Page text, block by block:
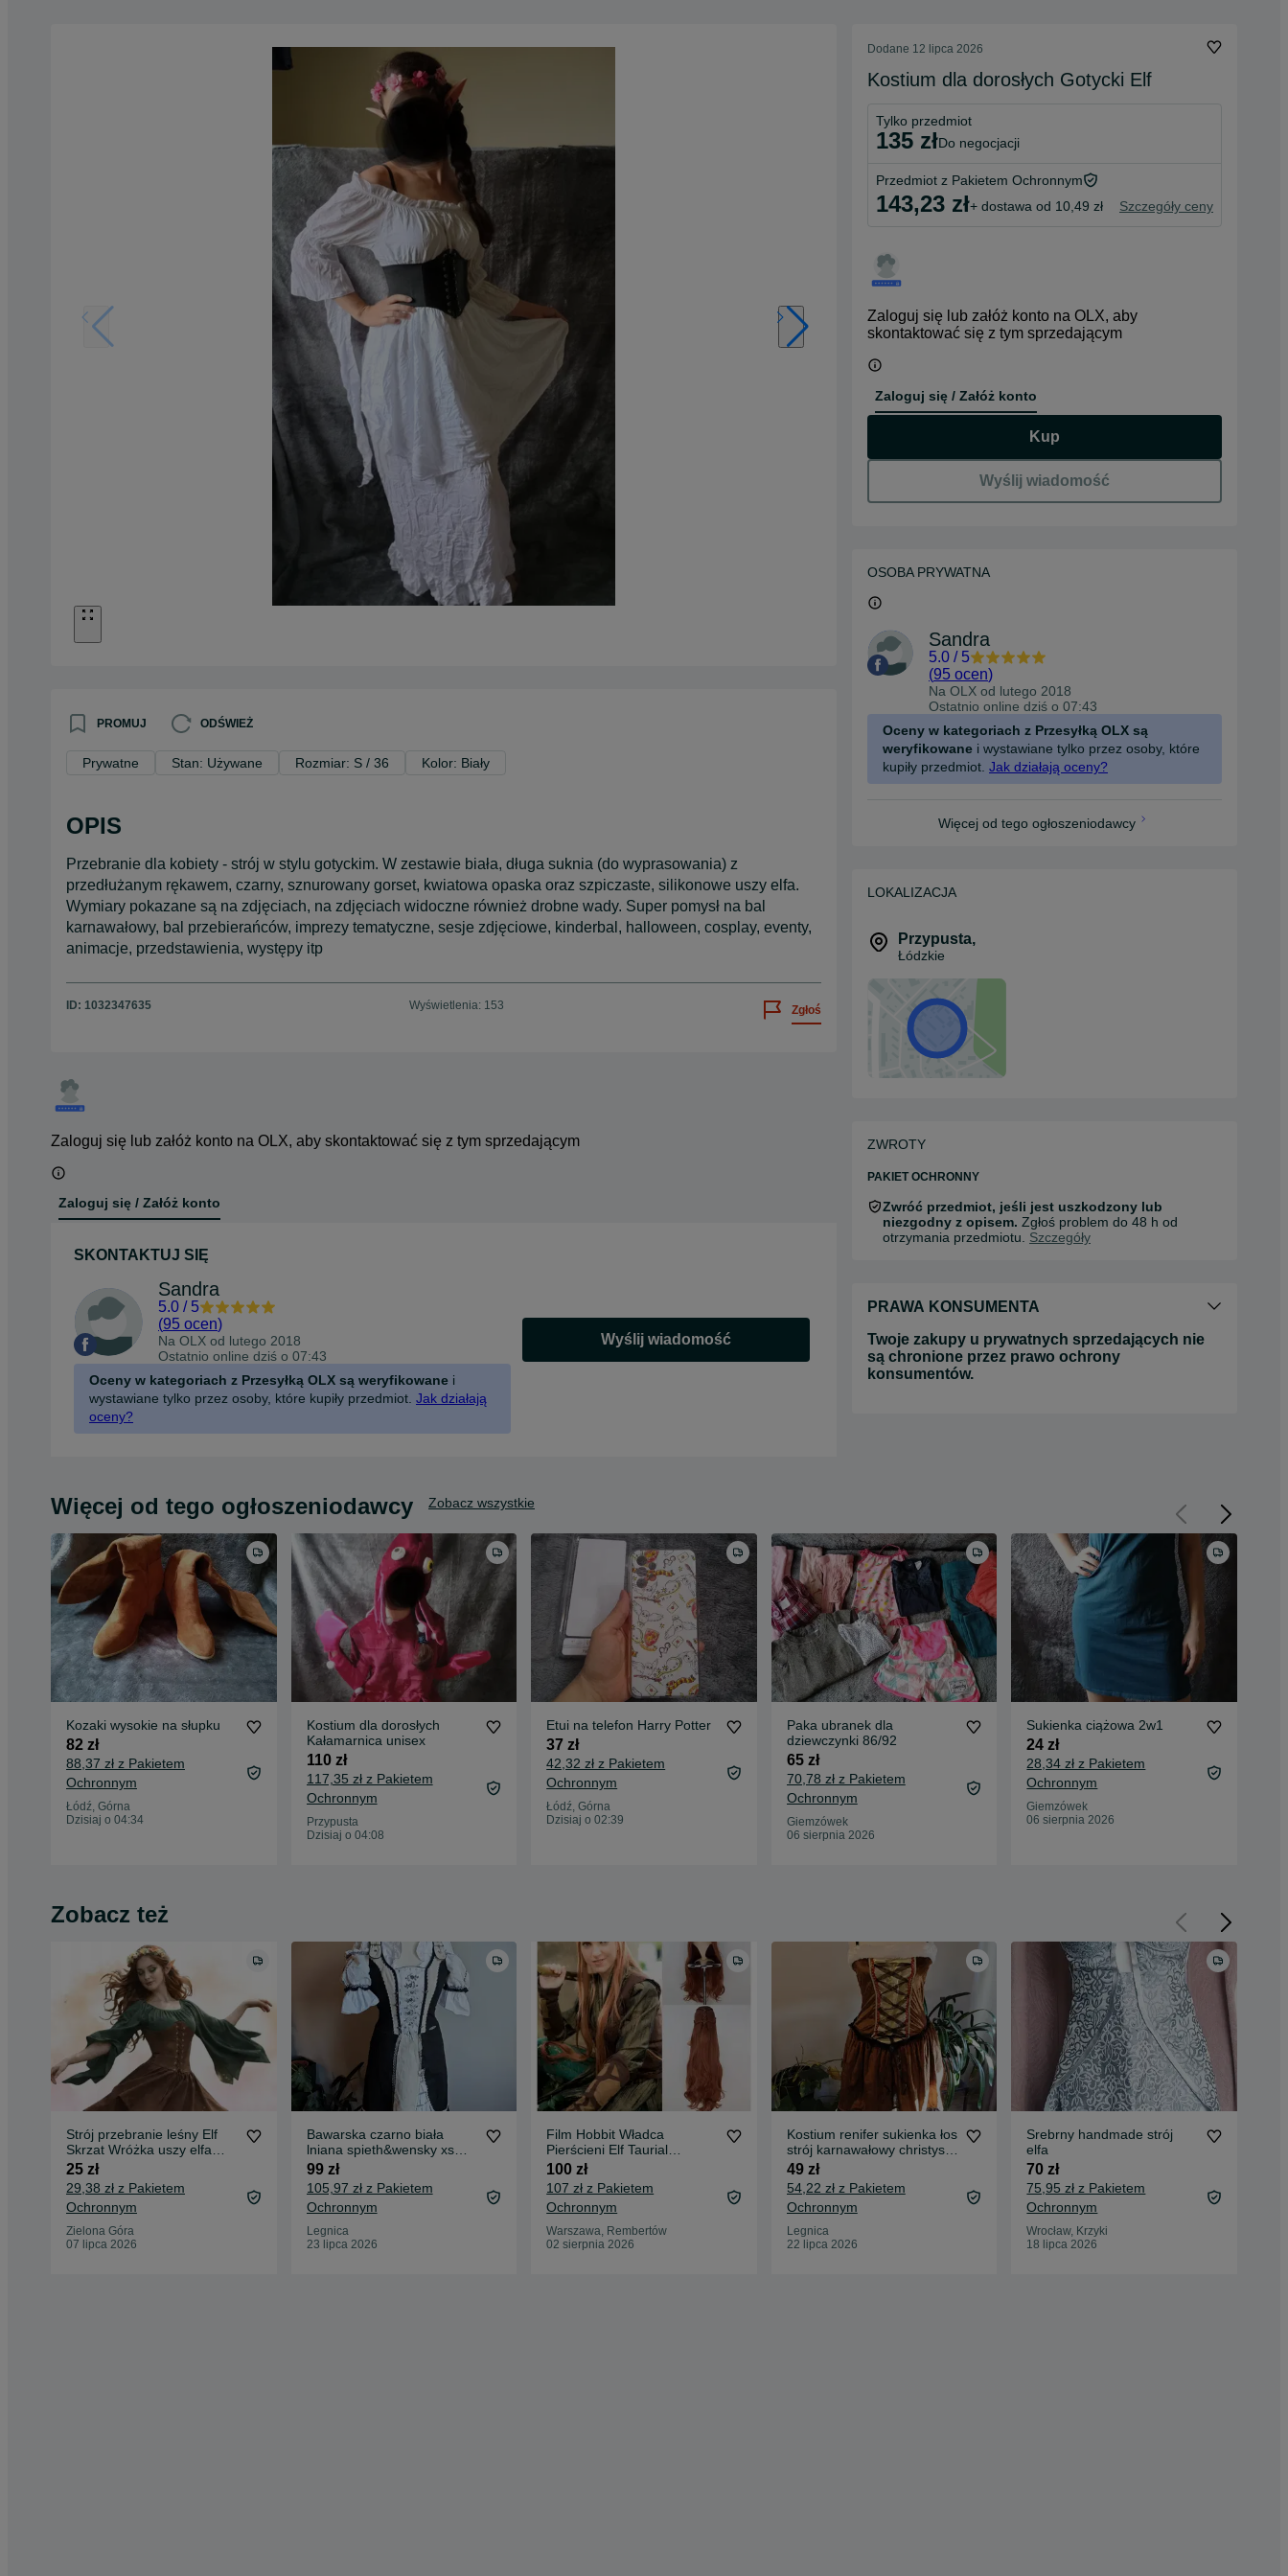
PROMUJ ODŚWIEŻ
Prywatne Stan: Używane Rozmiar: S / 36 Kolor: Biały
OPIS
Przebranie dla kobiety - strój w stylu gotyckim. W zestawie biała, długa suknia (do wyprasowania) z
przedłużanym rękawem, czarny, sznurowany gorset, kwiatowa opaska oraz szpiczaste, silikonowe uszy elfa.
Wymiary pokazane są na zdjęciach, na zdjęciach widoczne również drobne wady. Super pomysł na bal
karnawałowy, bal przebierańców, imprezy tematyczne, sesje zdjęciowe, kinderbal, halloween, cosplay, eventy,
animacje, przedstawienia, występy itp
ID: 1032347635 Wyświetlenia: 153 Zgłoś
Zaloguj się lub załóż konto na OLX, aby skontaktować się z tym sprzedającym
Zaloguj się / Załóż konto
SKONTAKTUJ SIĘ
Sandra
5.0 / 5
(95 ocen)
Na OLX od lutego 2018
Ostatnio online dziś o 07:43
Oceny w kategoriach z Przesyłką OLX są weryfikowane i
wystawiane tylko przez osoby, które kupiły przedmiot. Jak działają
oceny?
Wyślij wiadomość
Dodane 12 lipca 2026
Kostium dla dorosłych Gotycki Elf
Tylko przedmiot
135 zł do negocjacji
Przedmiot z Pakietem Ochronnym
143,23 zł+ dostawa od 10,49 zł Szczegóły ceny
Zaloguj się lub załóż konto na OLX, aby
skontaktować się z tym sprzedającym
Zaloguj się / Załóż konto
Kup
Wyślij wiadomość
OSOBA PRYWATNA
Sandra
5.0 / 5
(95 ocen)
Na OLX od lutego 2018
Ostatnio online dziś o 07:43
Oceny w kategoriach z Przesyłką OLX są
weryfikowane i wystawiane tylko przez osoby, które
kupiły przedmiot. Jak działają oceny?
Więcej od tego ogłoszeniodawcy
LOKALIZACJA
Przypusta,
Łódzkie
ZWROTY
PAKIET OCHRONNY
Zwróć przedmiot, jeśli jest uszkodzony lub
niezgodny z opisem. Zgłoś problem do 48 h od
otrzymania przedmiotu. Szczegóły
PRAWA KONSUMENTA
Twoje zakupy u prywatnych sprzedających nie
są chronione przez prawo ochrony
konsumentów.
Więcej od tego ogłoszeniodawcy Zobacz wszystkie
Kozaki wysokie na słupku
82 zł
88,37 zł z Pakietem
Ochronnym
Łódź, Górna
Dzisiaj o 04:34
Kostium dla dorosłych
Kałamarnica unisex
110 zł
117,35 zł z Pakietem
Ochronnym
Przypusta
Dzisiaj o 04:08
Etui na telefon Harry Potter
37 zł
42,32 zł z Pakietem
Ochronnym
Łódź, Górna
Dzisiaj o 02:39
Paka ubranek dla
dziewczynki 86/92
65 zł
70,78 zł z Pakietem
Ochronnym
Giemzówek
06 sierpnia 2026
Sukienka ciążowa 2w1
24 zł
28,34 zł z Pakietem
Ochronnym
Giemzówek
06 sierpnia 2026
Zobacz też
Strój przebranie leśny Elf
Skrzat Wróżka uszy elfa
wiadek tiara akcesoria
dziewczęcy damski
25 zł
29,38 zł z Pakietem
Ochronnym
Zielona Góra
07 lipca 2026
Bawarska czarno biała
lniana spieth&wensky xs
dirndl Oktoberfest retro
vintage gorset
99 zł
105,97 zł z Pakietem
Ochronnym
Legnica
23 lipca 2026
Film Hobbit Władca
Pierścieni Elf Taurial
Cosplay Peruka dla kobiet
Wł
100 zł
107 zł z Pakietem
Ochronnym
Warszawa, Rembertów
02 sierpnia 2026
Kostium renifer sukienka łos
strój karnawałowy christys
dress up bawar
49 zł
54,22 zł z Pakietem
Ochronnym
Legnica
22 lipca 2026
Srebrny handmade strój
elfa
70 zł
75,95 zł z Pakietem
Ochronnym
Wrocław, Krzyki
18 lipca 2026